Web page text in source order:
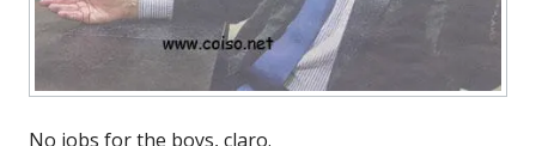
No jobs for the boys, claro.